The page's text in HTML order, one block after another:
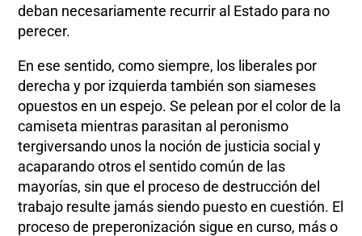
deban necesariamente recurrir al Estado para no
perecer.
En ese sentido, como siempre, los liberales por
derecha y por izquierda también son siameses
opuestos en un espejo. Se pelean por el color de la
camiseta mientras parasitan al peronismo
tergiversando unos la noción de justicia social y
acaparando otros el sentido común de las
mayorías, sin que el proceso de destrucción del
trabajo resulte jamás siendo puesto en cuestión. El
proceso de preperonización sigue en curso, más o